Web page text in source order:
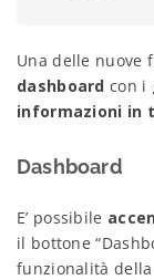
Una delle nuove
dashboard con i
informazioni in
Dashboard
E’ possibile
il bottone
funzionalità